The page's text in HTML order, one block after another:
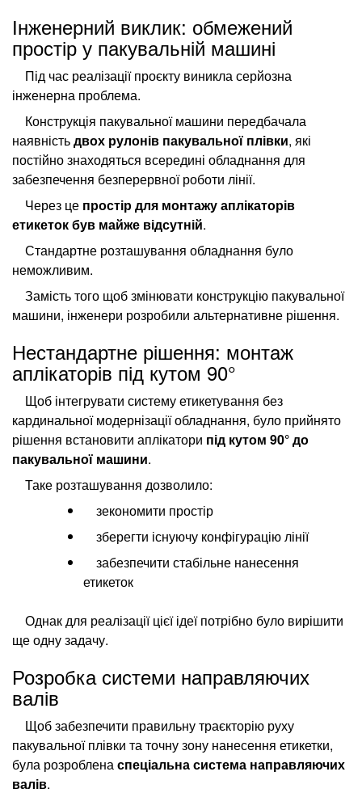
Інженерний виклик: обмежений
простір у пакувальній машині
Під час реалізації проєкту виникла серйозна
інженерна проблема.
Конструкція пакувальної машини передбачала
наявністьдвох рулонів пакувальної плівки, які
постійно знаходяться всередині обладнання для
забезпечення безперервної роботи лінії.
Через це простір для монтажу аплікаторів
етикеток був майже відсутній.
Стандартне розташування обладнання було
неможливим.
Замість того щоб змінювати конструкцію пакувальної
машини, інженери розробили альтернативне рішення.
Нестандартне рішення: монтаж
аплікаторів під кутом 90°
Щоб інтегрувати систему етикетування без
кардинальної модернізації обладнання, було прийнято
рішення встановити аплікатори під кутом 90° до
пакувальної машини.
Таке розташування дозволило:
зекономити простір
зберегти існуючу конфігурацію лінії
забезпечити стабільне нанесення
етикеток
Однак для реалізації цієї ідеї потрібно було вирішити
ще одну задачу.
Розробка системи направляючих
валів
Щоб забезпечити правильну траєкторію руху
пакувальної плівки та точну зону нанесення етикетки,
була розробленаспеціальна система направляючих
валів.